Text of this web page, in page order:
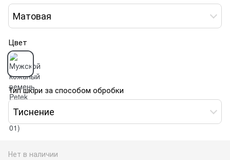
Матовая
Цвет
Тип шкіри за способом обробки
Тиснение
Нет в наличии